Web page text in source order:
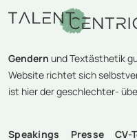
Gendern und Textästhetik
Website richtet sich
ist hier der geschlechter-
Speakings Presse CV-